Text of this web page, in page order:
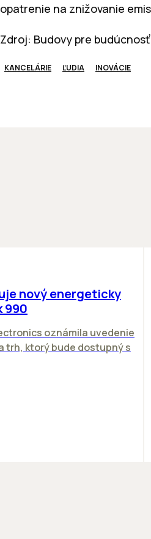
opatrenie na znižovanie
Zdroj: Budovy pre budúcnosť
KANCELÁRIE ĽUDIA INOVÁCIE
nový energeticky
990
oznámila uvedenie
trh, ktorý bude dostupný s